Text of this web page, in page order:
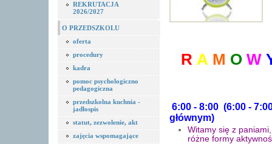
REKRUTACJA
2026/2027
O PRZEDSZKOLU
oferta
procedury
kadra
pomoc psychologiczno
pedagogiczna
przedszkolna kuchnia -
jadłospis
statut, zezwolenie, akt
zajęcia wspomagające
R A M O W
6:00 - 8:00 (6:00 -
głównym)
Witamy się z
różne formy